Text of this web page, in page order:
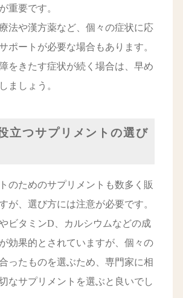
重要です。
法や漢方薬など、個々の症状に応
ポートが必要な場合もあります。
をきたす症状が続く場合は、早め
ましょう。
立つサプリメントの選び
のためのサプリメントも数多く販
が、選び方には注意が必要です。
ビタミンD、カルシウムなどの成
効果的とされていますが、個々の
ったものを選ぶため、専門家に相
なサプリメントを選ぶと良いでし